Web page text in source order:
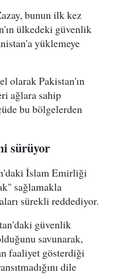
bunun ilk kez
ülkedeki güvenlik
yüklemeye
olarak Pakistan'ın
ağlara sahip
bu bölgelerden
sürüyor
İslam Emirliği
sağlamakla
sürekli reddediyor.
güvenlik
savunarak,
faaliyet gösterdiği
dile